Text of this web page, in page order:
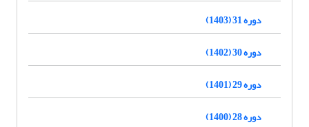
دوره 31 (1403)
دوره 30 (1402)
دوره 29 (1401)
دوره 28 (1400)